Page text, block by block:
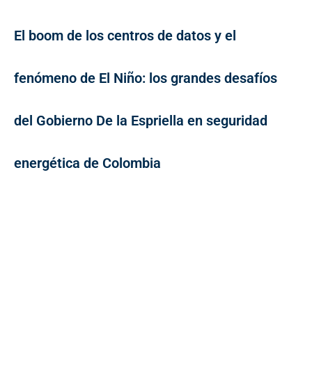
El boom de los centros de datos y el
fenómeno de El Niño: los grandes desafíos
del Gobierno De la Espriella en seguridad
energética de Colombia